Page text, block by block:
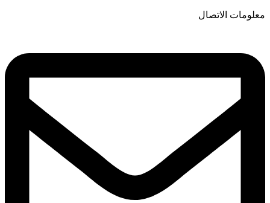
معلومات الاتصال